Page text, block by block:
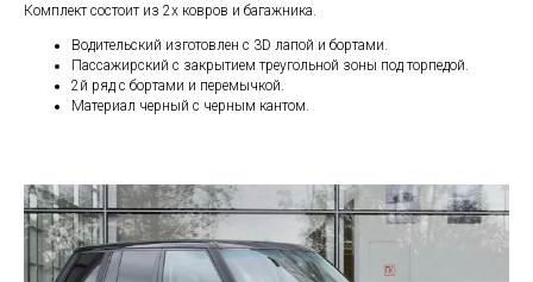
Комплект состоит из 2х ковров и багажника.
Водительский изготовлен с 3D лапой и бортами.
Пассажирский с закрытием треугольной зоны под торпедой.
2й ряд с бортами и перемычкой.
Материал черный с черным кантом.